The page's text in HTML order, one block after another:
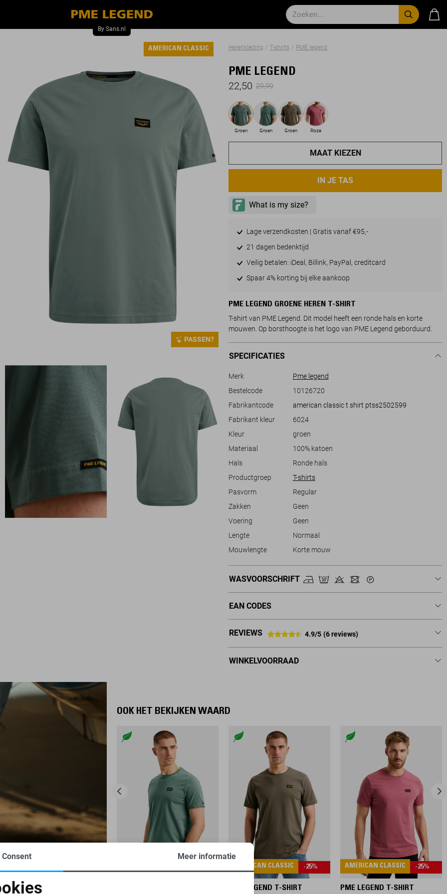
AMERICAN CLASSIC
PASSEN?
Herenkleding T-shirts PME legend
PME LEGEND
22,50 29,99
Groen Groen Groen Roze
MAAT KIEZEN
IN JE TAS
Lage verzendkosten | Gratis vanaf €95,-
21 dagen bedenktijd
Veilig betalen: iDeal, Billink, PayPal, creditcard
Spaar 4% korting bij elke aankoop
PME LEGEND GROENE HEREN T-SHIRT
T-shirt van PME Legend. Dit model heeft een ronde hals en korte
mouwen. Op borsthoogte is het logo van PME Legend geborduurd.
SPECIFICATIES
Merk
Pme legend
Bestelcode
10126720
Fabrikantcode
american classic t shirt ptss2502599
Fabrikant kleur
6024
Kleur
groen
Materiaal
100% katoen
Hals
Ronde hals
Productgroep
T-shirts
Pasvorm
Regular
Zakken
Geen
Voering
Geen
Lengte
Normaal
Mouwlengte
Korte mouw
WASVOORSCHRIFT
EAN CODES
REVIEWS 4.9/5 (6 reviews)
WINKELVOORRAAD
OOK HET BEKIJKEN WAARD
AMERICAN CLASSIC -25%
PME LEGEND T-SHIRT
AMERICAN CLASSIC -25%
PME LEGEND T-SHIRT
Consent Meer informatie